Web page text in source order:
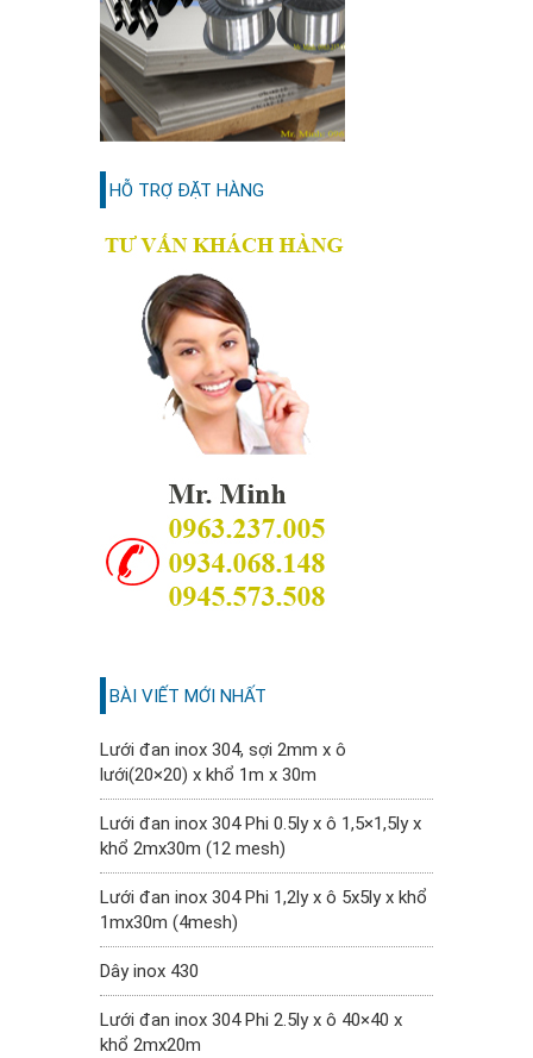
HỖ TRỢ ĐẶT HÀNG
BÀI VIẾT MỚI NHẤT
Lưới đan inox 304, sợi 2mm x ô
lưới(20×20) x khổ 1m x 30m
Lưới đan inox 304 Phi 0.5ly x ô 1,5×1,5ly x
khổ 2mx30m (12 mesh)
Lưới đan inox 304 Phi 1,2ly x ô 5x5ly x khổ
1mx30m (4mesh)
Dây inox 430
Lưới đan inox 304 Phi 2.5ly x ô 40×40 x
khổ 2mx20m